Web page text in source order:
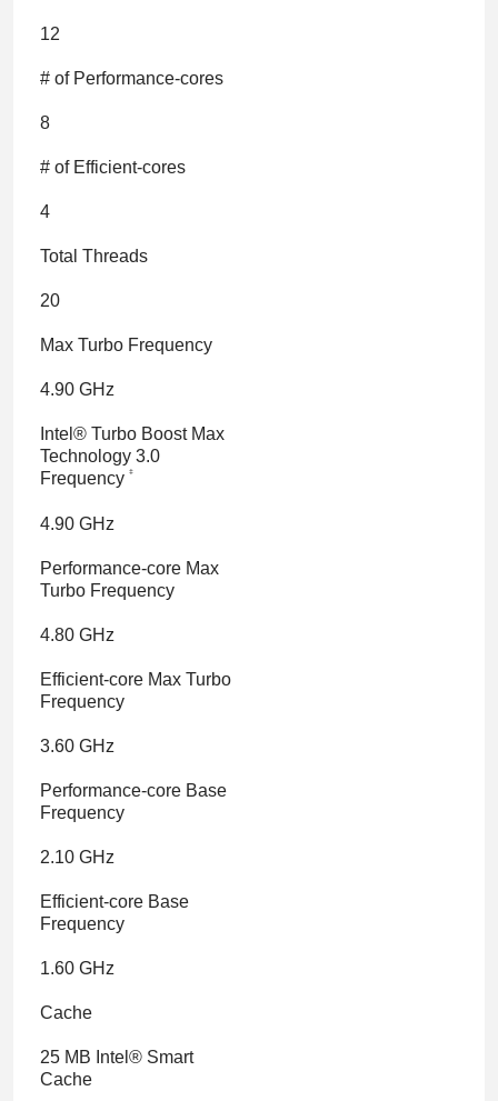
12
# of Performance-cores
8
# of Efficient-cores
4
Total Threads
20
Max Turbo Frequency
4.90 GHz
Intel® Turbo Boost Max
Technology 3.0
Frequency ‡
4.90 GHz
Performance-core Max
Turbo Frequency
4.80 GHz
Efficient-core Max Turbo
Frequency
3.60 GHz
Performance-core Base
Frequency
2.10 GHz
Efficient-core Base
Frequency
1.60 GHz
Cache
25 MB Intel® Smart
Cache